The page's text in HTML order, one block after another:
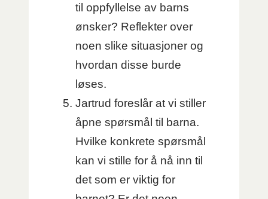
til oppfyllelse av barns
ønsker? Reflekter over
noen slike situasjoner og
hvordan disse burde
løses.
Jartrud foreslår at vi stiller
åpne spørsmål til barna.
Hvilke konkrete spørsmål
kan vi stille for å nå inn til
det som er viktig for